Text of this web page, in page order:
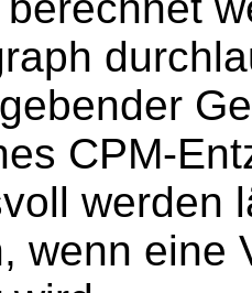
CPM-
werden
wenn eine